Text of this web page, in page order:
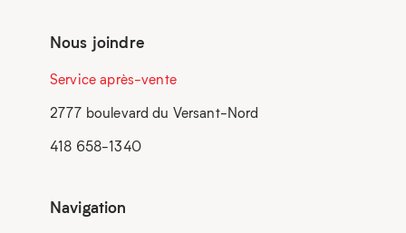
Nous joindre
Service après-vente
2777 boulevard du Versant-Nord
418 658-1340
Navigation